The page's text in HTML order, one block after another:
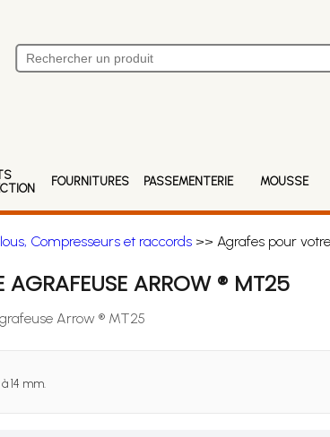
FOURNITURES PASSEMENTERIE MOUSSE
Compresseurs et raccords>> Agrafes pour
AGRAFEUSE ARROW ® MT25
Arrow ® MT25
14 mm.